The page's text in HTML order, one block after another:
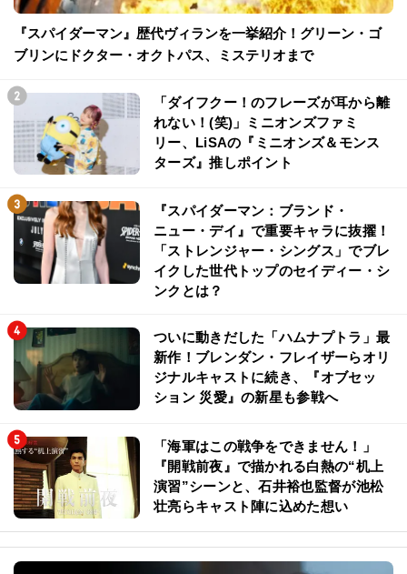
『スパイダーマン』歴代ヴィランを一挙紹介！グリーン・ゴ
ブリンにドクター・オクトパス、ミステリオまで
「ダイフクー！のフレーズが耳から離
れない！(笑)」ミニオンズファミ
リー、LiSAの『ミニオンズ＆モンス
ターズ』推しポイント
『スパイダーマン：ブランド・
ニュー・デイ』で重要キャラに抜擢！
「ストレンジャー・シングス」でブレ
イクした世代トップのセイディー・シ
ンクとは？
ついに動きだした「ハムナプトラ」最
新作！ブレンダン・フレイザーらオリ
ジナルキャストに続き、『オブセッ
ション 災愛』の新星も参戦へ
「海軍はこの戦争をできません！」
『開戦前夜』で描かれる白熱の“机上
演習”シーンと、石井裕也監督が池松
壮亮らキャスト陣に込めた想い